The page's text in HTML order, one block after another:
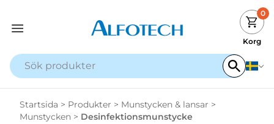
0
Korg
Startsida > Produkter > Munstycken & lansar >
Munstycken > Desinfektionsmunstycke